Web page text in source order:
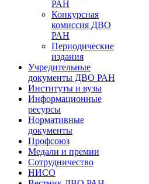
РАН
Конкурсная
комиссия ДВО
РАН
Периодические
издания
Учредительные
документы ДВО РАН
Институты и вузы
Информационные
ресурсы
Нормативные
документы
Профсоюз
Медали и премии
Сотрудничество
НИСО